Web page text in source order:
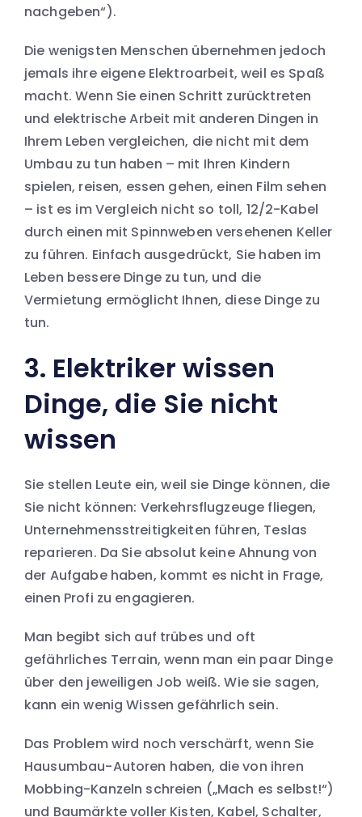
nachgeben“).
Die wenigsten Menschen übernehmen jedoch
jemals ihre eigene Elektroarbeit, weil es Spaß
macht. Wenn Sie einen Schritt zurücktreten
und elektrische Arbeit mit anderen Dingen in
Ihrem Leben vergleichen, die nicht mit dem
Umbau zu tun haben – mit Ihren Kindern
spielen, reisen, essen gehen, einen Film sehen
– ist es im Vergleich nicht so toll, 12/2-Kabel
durch einen mit Spinnweben versehenen Keller
zu führen. Einfach ausgedrückt, Sie haben im
Leben bessere Dinge zu tun, und die
Vermietung ermöglicht Ihnen, diese Dinge zu
tun.
3. Elektriker wissen
Dinge, die Sie nicht
wissen
Sie stellen Leute ein, weil sie Dinge können, die
Sie nicht können: Verkehrsflugzeuge fliegen,
Unternehmensstreitigkeiten führen, Teslas
reparieren. Da Sie absolut keine Ahnung von
der Aufgabe haben, kommt es nicht in Frage,
einen Profi zu engagieren.
Man begibt sich auf trübes und oft
gefährliches Terrain, wenn man ein paar Dinge
über den jeweiligen Job weiß. Wie sie sagen,
kann ein wenig Wissen gefährlich sein.
Das Problem wird noch verschärft, wenn Sie
Hausumbau-Autoren haben, die von ihren
Mobbing-Kanzeln schreien („Mach es selbst!“)
und Baumärkte voller Kisten, Kabel, Schalter,